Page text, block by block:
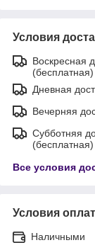
Условия
Воскресная
(бесплатная)
Дневная
Вечерняя
Субботняя
(бесплатная)
Все условия
Условия
Наличными